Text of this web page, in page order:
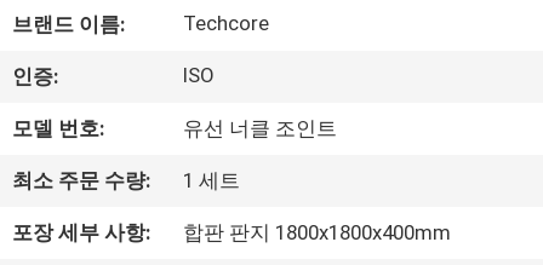
우
리
브랜드 이름: Techcore
인증: ISO
모델 번호: 유선 너클 조인트
최소 주문 수량: 1 세트
포장 세부 사항: 합판 판지 1800x1800x400mm